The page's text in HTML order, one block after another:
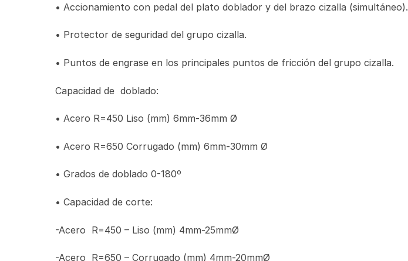
• Accionamiento con pedal del plato doblador y del brazo cizalla (simultáneo).
• Protector de seguridad del grupo cizalla.
• Puntos de engrase en los principales puntos de fricción del grupo cizalla.
Capacidad de doblado:
• Acero R=450 Liso (mm) 6mm-36mm Ø
• Acero R=650 Corrugado (mm) 6mm-30mm Ø
• Grados de doblado 0-180º
• Capacidad de corte:
-Acero R=450 – Liso (mm) 4mm-25mmØ
-Acero R=650 – Corrugado (mm) 4mm-20mmØ